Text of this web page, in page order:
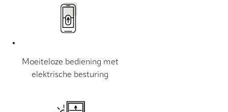
Moeiteloze bediening met
elektrische besturing